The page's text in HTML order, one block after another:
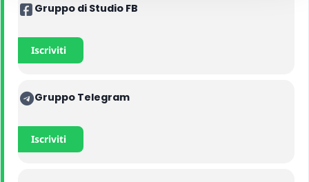
Gruppo di Studio FB
Iscriviti
Gruppo Telegram
Iscriviti